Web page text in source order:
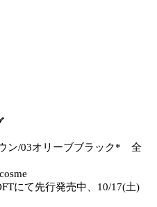
ン/03オリーブブラック* 全
にて先行発売中、10/17(土)